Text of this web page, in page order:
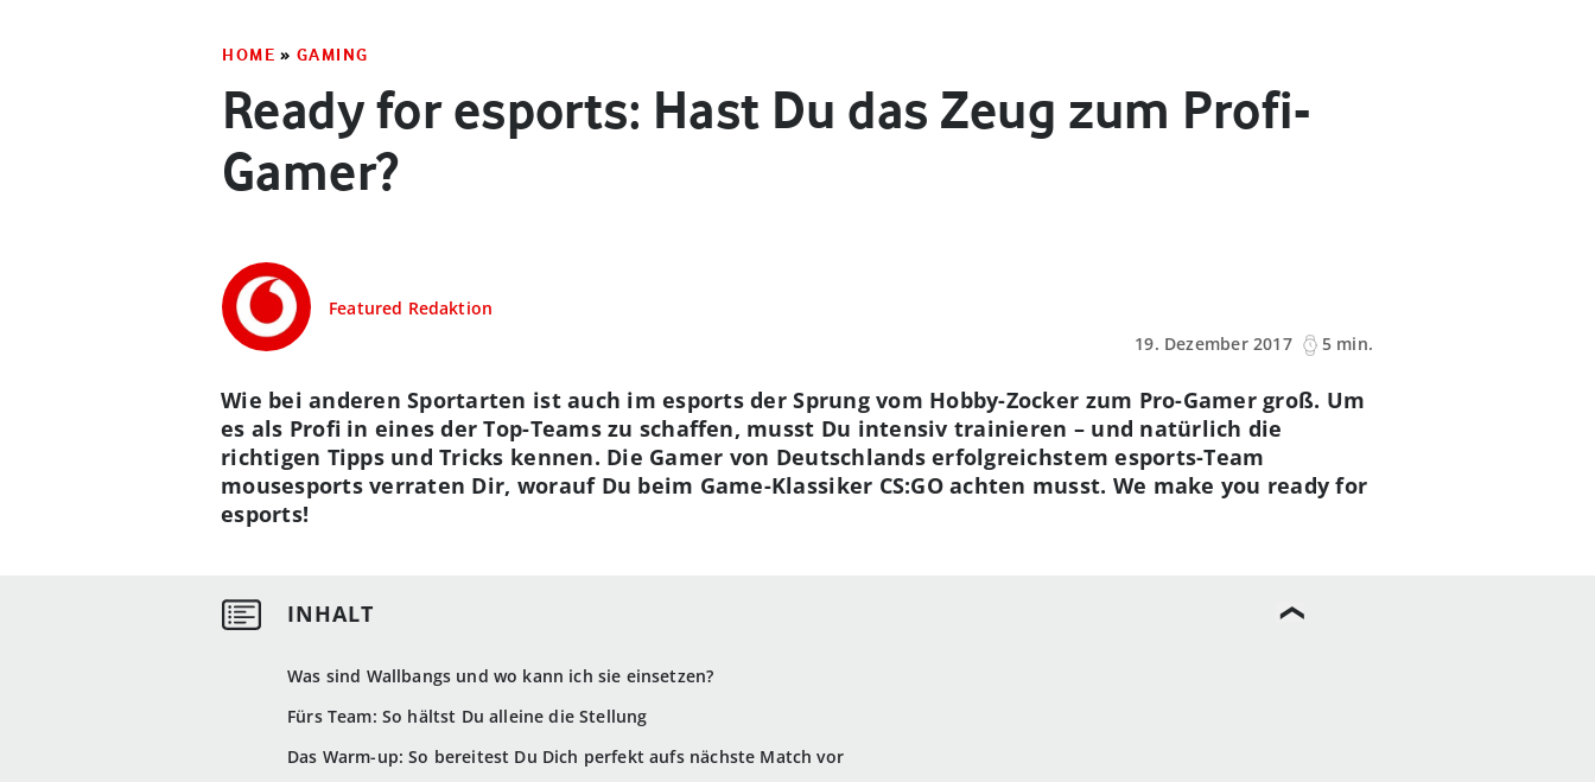
HOME » GAMING
Ready for esports: Hast Du das Zeug zum Profi-
Gamer?
Featured Redaktion
19. Dezember 2017
5 min.
Was sind Wallbangs und wo kann ich sie einsetzen?
Fürs Team: So hältst Du alleine die Stellung
Das Warm-up: So bereitest Du Dich perfekt aufs nächste Match vor
Wie bei anderen Sportarten ist auch im esports der Sprung vom Hobby-Zocker zum Pro-Gamer groß. Um
es als Profi in eines der Top-Teams zu schaffen, musst Du intensiv trainieren – und natürlich die
richtigen Tipps und Tricks kennen. Die Gamer von Deutschlands erfolgreichstem esports-Team
mousesports verraten Dir, worauf Du beim Game-Klassiker CS:GO achten musst. We make you ready for
esports!